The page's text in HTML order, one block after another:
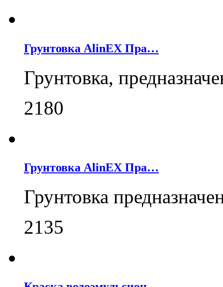
Грунтовка AlinEX Пра…
Грунтовка,
2180
Грунтовка AlinEX Пра…
Грунтовка
2135